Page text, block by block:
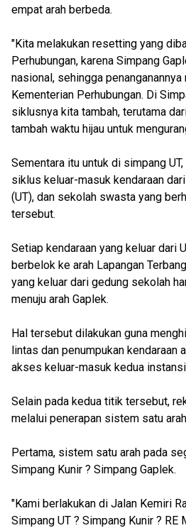
empat arah berbeda.
"Kita melakukan resetting yang
Perhubungan, karena Simpang
nasional, sehingga
Kementerian Perhubungan. Di
siklusnya kita tambah, terutama
tambah waktu hijau untuk
Sementara itu untuk di simpang
siklus keluar-masuk kendaraan
(UT), dan sekolah swasta yang
tersebut.
Setiap kendaraan yang keluar dari
berbelok ke arah Lapangan
yang keluar dari gedung sekolah
menuju arah Gaplek.
Hal tersebut dilakukan guna
lintas dan penumpukan kendaraan
akses keluar-masuk kedua
Selain pada kedua titik tersebut,
melalui penerapan sistem satu
Pertama, sistem satu arah pada
Simpang Kunir ? Simpang Gaplek.
"Kami berlakukan di Jalan Kemiri
Simpang UT ? Simpang Kunir ? RE